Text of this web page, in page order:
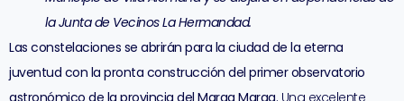
la Junta de Vecinos La Hermandad.
Las constelaciones se abrirán para la ciudad de la eterna
juventud con la pronta construcción del primer observatorio
astronómico de la provincia del Marga Marga. Una excelente